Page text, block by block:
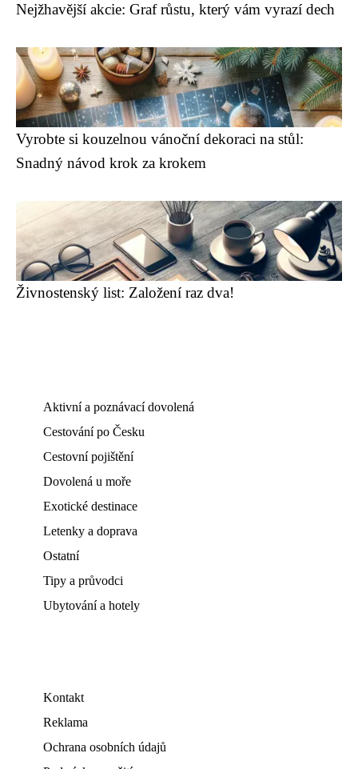
Nejžhavější akcie: Graf růstu, který vám vyrazí dech
Vyrobte si kouzelnou vánoční dekoraci na stůl:
Snadný návod krok za krokem
Živnostenský list: Založení raz dva!
Aktivní a poznávací dovolená
Cestování po Česku
Cestovní pojištění
Dovolená u moře
Exotické destinace
Letenky a doprava
Ostatní
Tipy a průvodci
Ubytování a hotely
Kontakt
Reklama
Ochrana osobních údajů